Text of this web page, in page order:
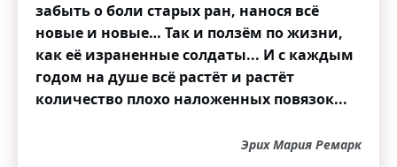
забыть о боли старых ран, нанося всё
новые и новые… Так и ползём по жизни,
как её израненные солдаты... И с каждым
годом на душе всё растёт и растёт
количество плохо наложенных повязок...
Эрих Мария Ремарк